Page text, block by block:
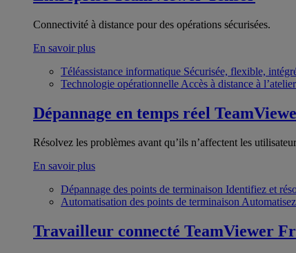
Connectivité à distance pour des opérations sécurisées.
En savoir plus
Téléassistance informatique Sécurisée, flexible,
Technologie opérationnelle Accès à distance à l’atelier
Dépannage en temps réel
Résolvez les problèmes avant qu’ils n’affectent les
En savoir plus
Dépannage des points de terminaison Identifiez et
Automatisation des points de terminaison
Travailleur connecté TeamViewer